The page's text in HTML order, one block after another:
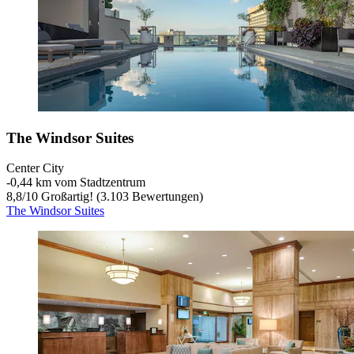
The Windsor Suites
Center City
‐0,44 km vom Stadtzentrum
8,8/10 Großartig! (3.103 Bewertungen)
The Windsor Suites